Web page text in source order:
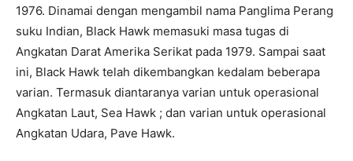
1976. Dinamai dengan mengambil nama Panglima Perang
suku Indian, Black Hawk memasuki masa tugas di
Angkatan Darat Amerika Serikat pada 1979. Sampai saat
ini, Black Hawk telah dikembangkan kedalam beberapa
varian. Termasuk diantaranya varian untuk operasional
Angkatan Laut, Sea Hawk ; dan varian untuk operasional
Angkatan Udara, Pave Hawk.